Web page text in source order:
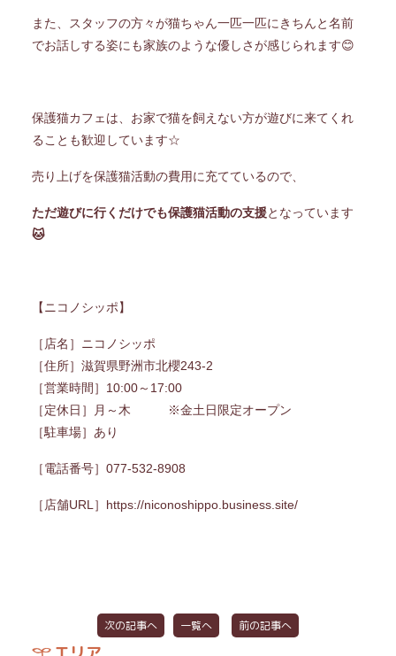
また、スタッフの方々が猫ちゃん一匹一匹にきちんと名前
でお話しする姿にも家族のような優しさが感じられます😊
保護猫カフェは、お家で猫を飼えない方が遊びに来てくれ
ることも歓迎しています☆
売り上げを保護猫活動の費用に充てているので、
ただ遊びに行くだけでも保護猫活動の支援となっています
🐱
【ニコノシッポ】
［店名］ニコノシッポ
［住所］滋賀県野洲市北櫻243-2
［営業時間］10:00～17:00
［定休日］月～木 ※金土日限定オープン
［駐車場］あり
［電話番号］077‐532‐8908
［店舗URL］ https://niconoshippo.business.site/
次の記事へ 一覧へ 前の記事へ